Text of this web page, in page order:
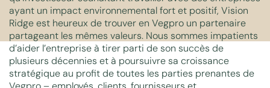
ayant un impact environnemental fort et positif, Vision
Ridge est heureux de trouver en Vegpro un partenaire
partageant les mêmes valeurs. Nous sommes impatients
d’aider l’entreprise à tirer parti de son succès de
plusieurs décennies et à poursuivre sa croissance
stratégique au profit de toutes les parties prenantes de